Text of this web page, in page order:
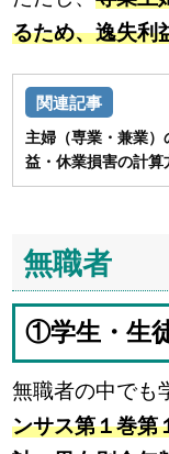
るため、逸失利
主婦（専業・兼業）
益・休業損害の計算
無職者
①学生・生
無職者の中でも
ンサス第１巻第